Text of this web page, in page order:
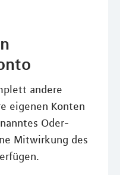
andere
eigenen Konten
Oder-
Mitwirkung des